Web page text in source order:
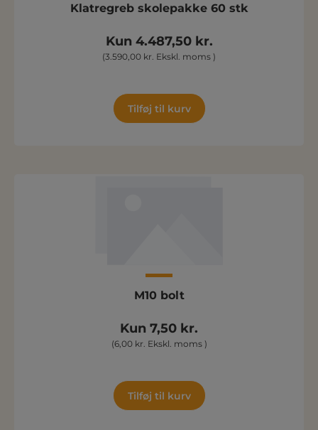
Klatregreb skolepakke 60 stk
Kun 4.487,50 kr.
(3.590,00 kr. Ekskl. moms )
Tilføj til kurv
M10 bolt
Kun 7,50 kr.
(6,00 kr. Ekskl. moms )
Tilføj til kurv